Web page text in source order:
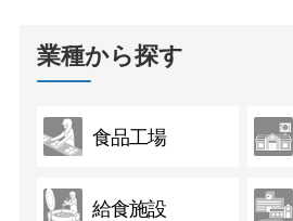
業種から探す
食品工場
給食施設